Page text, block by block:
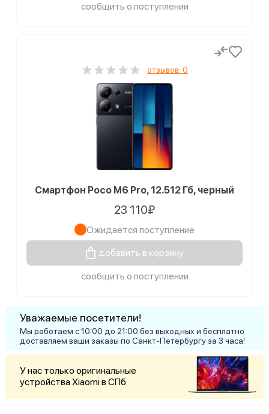
сообщить о поступлении
отзывов: 0
Смартфон Poco M6 Pro, 12.512 Гб, черный
23 110₽
Ожидается поступление
добавить в корзину
сообщить о поступлении
Уважаемые посетители!
Мы работаем с 10:00 до 21:00 без выходных и бесплатно
доставляем ваши заказы по Санкт-Петербургу за 3 часа!
У нас только оригинальные
устройства Xiaomi в СПб